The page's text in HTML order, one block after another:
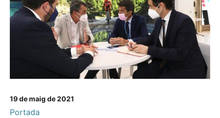
19 de maig de 2021
Portada